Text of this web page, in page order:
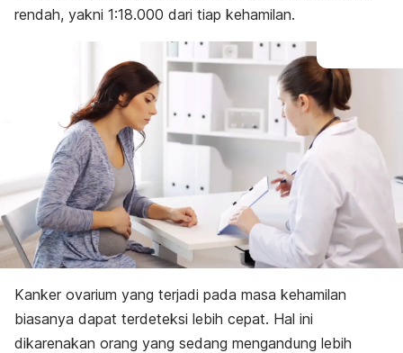
rendah, yakni 1:18.000 dari tiap kehamilan.
Kanker ovarium yang terjadi pada masa kehamilan
biasanya dapat terdeteksi lebih cepat. Hal ini
dikarenakan orang yang sedang mengandung lebih